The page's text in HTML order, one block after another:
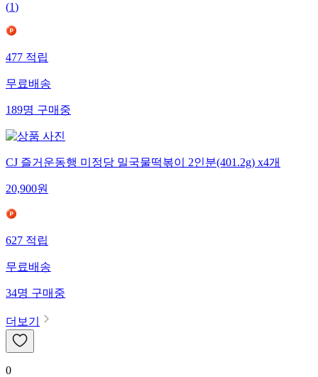
(1)
477 적립
무료배송
189명 구매중
CJ 즐거운동행 미정당 밀국물떡볶이 2인분(401.2g) x4개
20,900원
627 적립
무료배송
34명 구매중
더보기
0